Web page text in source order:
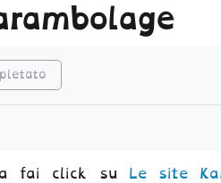
fai click su Le site